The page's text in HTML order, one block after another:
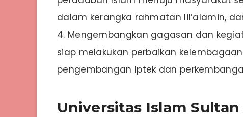
dalam kerangka rahmatan lil’alamin,
4. Mengembangkan gagasan dan
siap melakukan perbaikan
pengembangan Iptek dan
Universitas Islam